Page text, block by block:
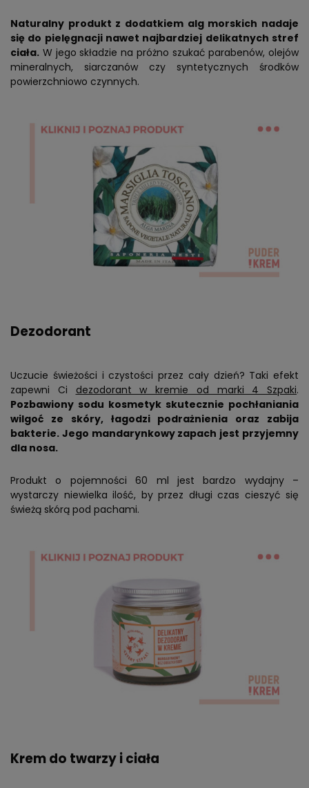
Naturalny produkt z dodatkiem alg morskich nadaje
się do pielęgnacji nawet najbardziej delikatnych stref
ciała. W jego składzie na próżno szukać parabenów, olejów
mineralnych, siarczanów czy syntetycznych środków
powierzchniowo czynnych.
Dezodorant
Uczucie świeżości i czystości przez cały dzień? Taki efekt
zapewni Ci dezodorant w kremie od marki 4 Szpaki.
Pozbawiony sodu kosmetyk skutecznie pochłaniania
wilgoć ze skóry, łagodzi podrażnienia oraz zabija
bakterie. Jego mandarynkowy zapach jest przyjemny
dla nosa.
Produkt o pojemności 60 ml jest bardzo wydajny –
wystarczy niewielka ilość, by przez długi czas cieszyć się
świeżą skórą pod pachami.
Krem do twarzy i ciała